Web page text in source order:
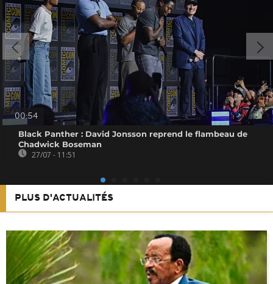
00:54
Black Panther : David Jonsson reprend le flambeau de
Chadwick Boseman
27/07 - 11:51
PLUS D'ACTUALITÉS